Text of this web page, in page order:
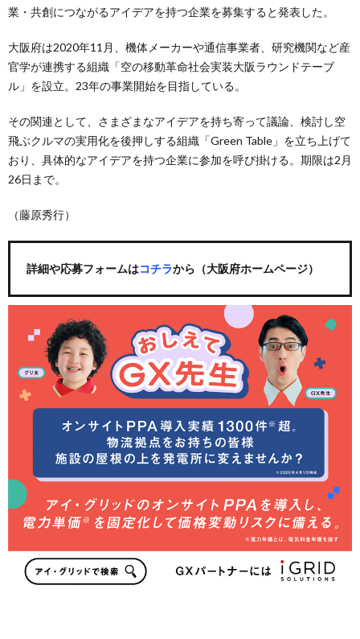
業・共創につながるアイデアを持つ企業を募集すると発表した。
大阪府は2020年11月、機体メーカーや通信事業者、研究機関など産
官学が連携する組織「空の移動革命社会実装大阪ラウンドテーブ
ル」を設立。23年の事業開始を目指している。
その関連として、さまざまなアイデアを持ち寄って議論、検討し空
飛ぶクルマの実用化を後押しする組織「Green Table」を立ち上げて
おり、具体的なアイデアを持つ企業に参加を呼び掛ける。期限は2月
26日まで。
（藤原秀行）
詳細や応募フォームはコチラから（大阪府ホームページ）